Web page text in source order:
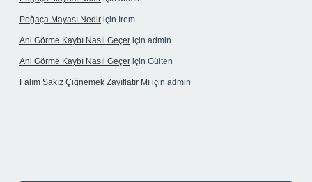
Poğaça Mayası Nedir için İrem
Ani Görme Kaybı Nasıl Geçer için admin
Ani Görme Kaybı Nasıl Geçer için Gülten
Falım Sakız Çiğnemek Zayıflatır Mı için admin